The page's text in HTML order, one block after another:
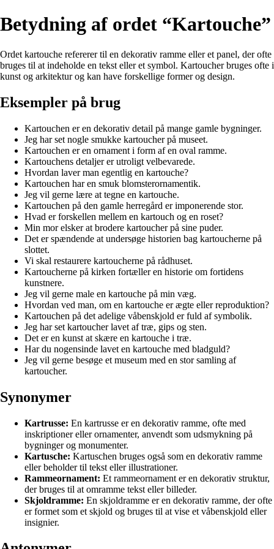
Betydning af ordet “Kartouche”
Ordet kartouche refererer til en dekorativ ramme eller et panel, der ofte
bruges til at indeholde en tekst eller et symbol. Kartoucher bruges ofte i
kunst og arkitektur og kan have forskellige former og design.
Eksempler på brug
Kartouchen er en dekorativ detail på mange gamle bygninger.
Jeg har set nogle smukke kartoucher på museet.
Kartouchen er en ornament i form af en oval ramme.
Kartouchens detaljer er utroligt velbevarede.
Hvordan laver man egentlig en kartouche?
Kartouchen har en smuk blomsterornamentik.
Jeg vil gerne lære at tegne en kartouche.
Kartouchen på den gamle herregård er imponerende stor.
Hvad er forskellen mellem en kartouch og en roset?
Min mor elsker at brodere kartoucher på sine puder.
Det er spændende at undersøge historien bag kartoucherne på
slottet.
Vi skal restaurere kartoucherne på rådhuset.
Kartoucherne på kirken fortæller en historie om fortidens
kunstnere.
Jeg vil gerne male en kartouche på min væg.
Hvordan ved man, om en kartouche er ægte eller reproduktion?
Kartouchen på det adelige våbenskjold er fuld af symbolik.
Jeg har set kartoucher lavet af træ, gips og sten.
Det er en kunst at skære en kartouche i træ.
Har du nogensinde lavet en kartouche med bladguld?
Jeg vil gerne besøge et museum med en stor samling af
kartoucher.
Synonymer
Kartrusse: En kartrusse er en dekorativ ramme, ofte med
inskriptioner eller ornamenter, anvendt som udsmykning på
bygninger og monumenter.
Kartusche: Kartuschen bruges også som en dekorativ ramme
eller beholder til tekst eller illustrationer.
Rammeornament: Et rammeornament er en dekorativ struktur,
der bruges til at omramme tekst eller billeder.
Skjoldramme: En skjoldramme er en dekorativ ramme, der ofte
er formet som et skjold og bruges til at vise et våbenskjold eller
insignier.